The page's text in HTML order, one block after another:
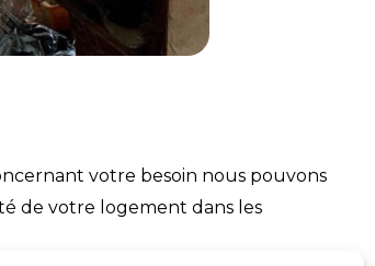
votre besoin nous pouvons
de votre logement dans les